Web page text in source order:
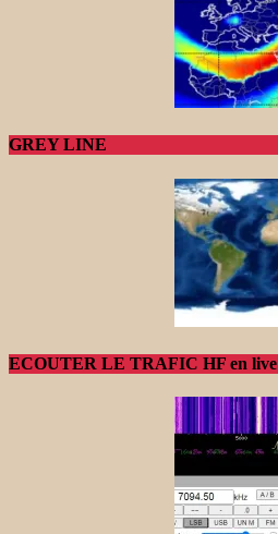
GREY LINE
ECOUTER LE TRAFIC HF en live